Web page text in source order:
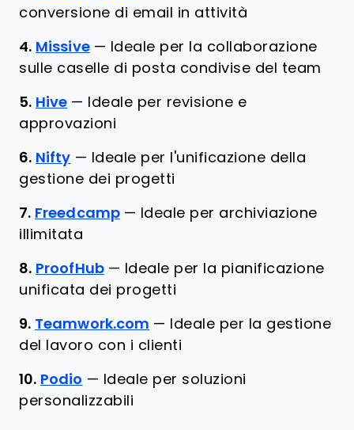
conversione di email in attività
4. Missive — Ideale per la collaborazione
sulle caselle di posta condivise del team
5. Hive —
Ideale per revisione e
approvazioni
6. Nifty — Ideale per l'unificazione della
gestione dei progetti
7. Freedcamp — Ideale per archiviazione
illimitata
8. ProofHub — Ideale per la pianificazione
unificata dei progetti
9. Teamwork.com —
Ideale per la gestione
del lavoro con i clienti
10. Podio — Ideale per soluzioni
personalizzabili